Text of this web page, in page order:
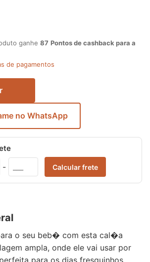
ganhe 87 Pontos de cashback para a
de pagamentos
no WhatsApp
- Calcular frete
o seu beb� com esta cal�a
ampla, onde ele vai usar por